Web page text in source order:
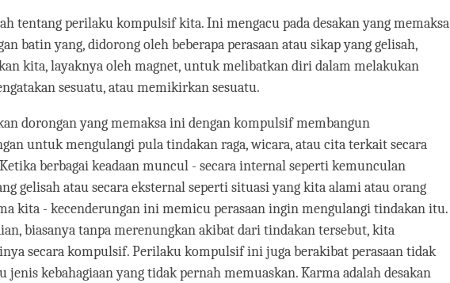
tentang perilaku kompulsif kita. Ini mengacu pada desakan yang memaksa
batin yang, didorong oleh beberapa perasaan atau sikap yang gelisah,
kita, layaknya oleh magnet, untuk melibatkan diri dalam melakukan
sesuatu, atau memikirkan sesuatu.
dorongan yang memaksa ini dengan kompulsif membangun
untuk mengulangi pula tindakan raga, wicara, atau cita terkait secara
berbagai keadaan muncul - secara internal seperti kemunculan
gelisah atau secara eksternal seperti situasi yang kita alami atau orang
kita - kecenderungan ini memicu perasaan ingin mengulangi tindakan itu.
biasanya tanpa merenungkan akibat dari tindakan tersebut, kita
secara kompulsif. Perilaku kompulsif ini juga berakibat perasaan tidak
jenis kebahagiaan yang tidak pernah memuaskan. Karma adalah desakan